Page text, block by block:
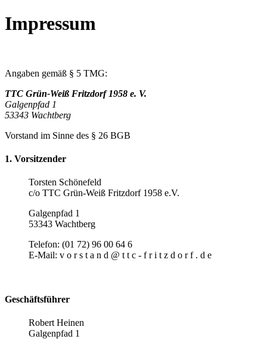
Impressum
Angaben gemäß § 5 TMG:
TTC Grün-Weiß Fritzdorf 1958 e. V.
Galgenpfad 1
53343 Wachtberg
Vorstand im Sinne des § 26 BGB
1. Vorsitzender
Torsten Schönefeld
c/o TTC Grün-Weiß Fritzdorf 1958 e.V.
Galgenpfad 1
53343 Wachtberg
Telefon: (01 72) 96 00 64 6
E-Mail: v o r s t a n d @ t t c - f r i t z d o r f . d e
Geschäftsführer
Robert Heinen
Galgenpfad 1